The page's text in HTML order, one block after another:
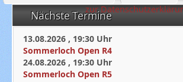
Nächste Termine
13.08.2026 , 19:30 Uhr
Sommerloch Open R4
24.08.2026 , 19:30 Uhr
Sommerloch Open R5
zur